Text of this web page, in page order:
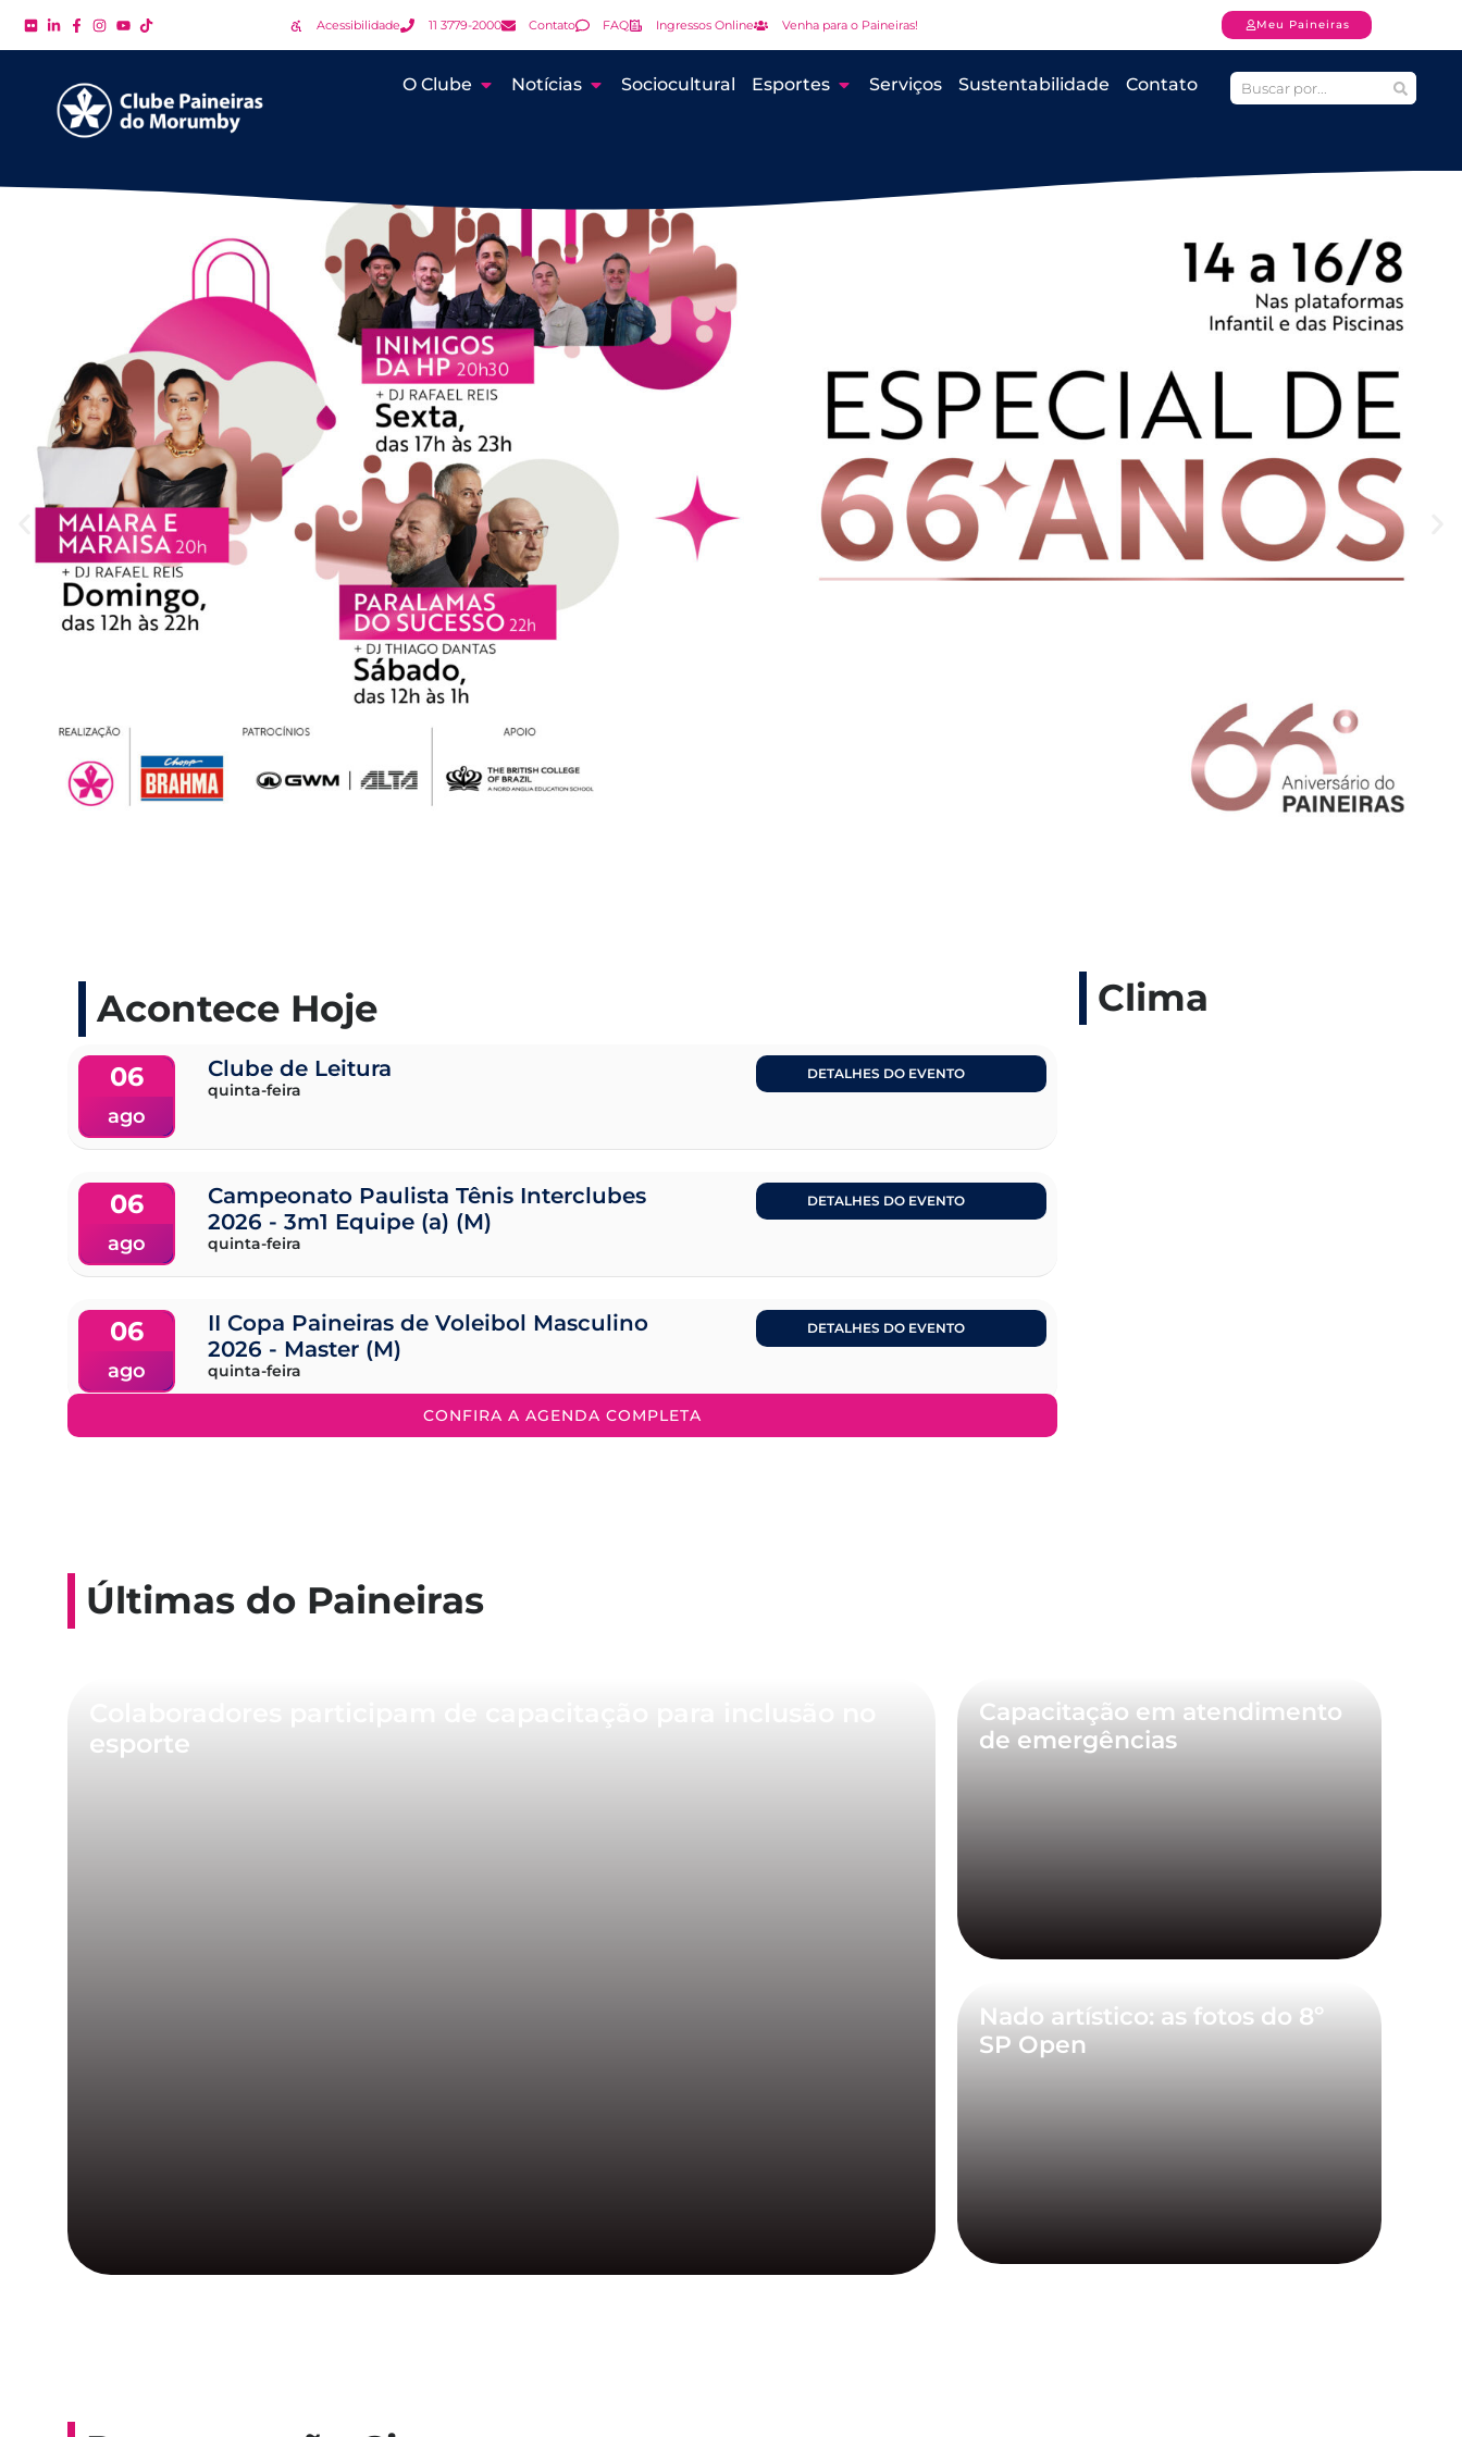
Acessibilidade 11 3779-2000 Contato FAQ Ingressos Online Venha para o Paineiras! Meu Paineiras
O Clube Notícias Sociocultural Esportes Serviços Sustentabilidade Contato
Acontece Hoje
06
ago
Clube de Leitura
quinta-feira
DETALHES DO EVENTO
06
ago
Campeonato Paulista Tênis Interclubes
2026 - 3m1 Equipe (a) (M)
quinta-feira
DETALHES DO EVENTO
06
ago
II Copa Paineiras de Voleibol Masculino
2026 - Master (M)
quinta-feira
DETALHES DO EVENTO
CONFIRA A AGENDA COMPLETA
Clima
Últimas do Paineiras
esporte
Capacitação em atendimento
de emergências
Nado artístico: as fotos do 8º
SP Open